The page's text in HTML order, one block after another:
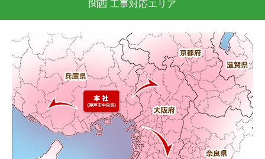
関西 工事対応エリア